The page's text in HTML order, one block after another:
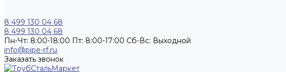
8 499 130 04 68
8 499 130 04 68
Пн-Чт: 8:00-18:00 Пт: 8:00-17:00 Сб-Вс: Выходной
info@pipe-rf.ru
Заказать звонок